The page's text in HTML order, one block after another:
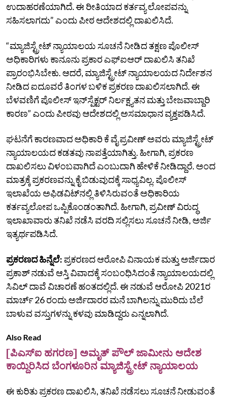
ಉದಾಹರಣೆಯಾಗಿದೆ. ಈ ರೀತಿಯಾದ ಕರ್ತವ್ಯ ಲೋಪವನ್ನು
ಸಹಿಸಲಾಗದು” ಎಂದು ಪೀಠ ಆದೇಶದಲ್ಲಿ ದಾಖಲಿಸಿದೆ.
“ಮ್ಯಾಜಿಸ್ಟ್ರೇಟ್ ನ್ಯಾಯಾಲಯ ಸೂಚನೆ ನೀಡಿದ ತಕ್ಷಣ ಪೊಲೀಸ್
ಅಧಿಕಾರಿಗಳು ಕಾನೂನು ಪ್ರಕಾರ ಎಫ್‌ಐಆರ್ ದಾಖಲಿಸಿ ತನಿಖೆ
ಪ್ರಾರಂಭಿಸಿಬೇಕು. ಆದರೆ, ಮ್ಯಾಜಿಸ್ಟ್ರೇಟ್ ನ್ಯಾಯಾಲಯದ ನಿರ್ದೇಶನ
ನೀಡಿದ ಐದೂವರೆ ತಿಂಗಳ ಬಳಿಕ ಪ್ರಕರಣ ದಾಖಲಿಸಲಾಗಿದೆ. ಈ
ಬೆಳವಣಿಗೆ ಪೊಲೀಸ್ ಇನ್‌ಸ್ಪೆಕ್ಟರ್‌ ನಿರ್ಲಕ್ಷ್ಯತನ ಮತ್ತು ಬೇಜವಾಬ್ದಾರಿ
ಕಾರಣ” ಎಂದು ಪೀಠವು ಆದೇಶದಲ್ಲಿ ಅಸಮಾಧಾನ ವ್ಯಕ್ತಪಡಿಸಿದೆ.
ಘಟನೆಗೆ ಕಾರಣವಾದ ಅಧಿಕಾರಿ ಕೆ ವೈ ಪ್ರವೀಣ್ ಅವರು ಮ್ಯಾಜಿಸ್ಟ್ರೇಟ್‌
ನ್ಯಾಯಾಲಯದ ಕಡತವು ನಾಪತ್ತೆಯಾಗಿತ್ತು. ಹೀಗಾಗಿ, ಪ್ರಕರಣ
ದಾಖಲಿಸಲು ವಿಳಂಬವಾಗಿದೆ ಎಂಬುದಾಗಿ ಹೇಳಿಕೆ ನೀಡಿದ್ದಾರೆ. ಅಂದ
ಮಾತ್ರಕ್ಕೆ ಪ್ರಕರಣವನ್ನು ಕೈ ಬಿಡುವುದಕ್ಕೆ ಸಾಧ್ಯವಿಲ್ಲ. ಪೊಲೀಸ್
ಇಲಾಖೆಯ ಅಫಿಡವಿಟ್‌ನಲ್ಲಿ ತಿಳಿಸಿರುವಂತೆ ಅಧಿಕಾರಿಯ
ಕರ್ತವ್ಯಲೋಪ ಒಪ್ಪಿಕೊಂಡಂತಾಗಿದೆ. ಹೀಗಾಗಿ, ಪ್ರವೀಣ್‌ ವಿರುದ್ಧ
ಇಲಾಖಾವಾರು ತನಿಖೆ ನಡೆಸಿ ವರದಿ ಸಲ್ಲಿಸಲು ಸೂಚನೆ ನೀಡಿ, ಅರ್ಜಿ
ಇತ್ಯರ್ಥಪಡಿಸಿದೆ.
ಪ್ರಕರಣದ ಹಿನ್ನೆಲೆ: ಪ್ರಕರಣದ ಆರೋಪಿ ವಿನಾಯಕ ಮತ್ತು ಅರ್ಜಿದಾರ
ಪ್ರಕಾಶ್‌ ನಡುವೆ ಆಸ್ತಿ ವಿವಾದಕ್ಕೆ ಸಂಬಂಧಿಸಿದಂತೆ ನ್ಯಾಯಾಲಯದಲ್ಲಿ
ಸಿವಿಲ್ ದಾವೆ ವಿಚಾರಣೆ ಹಂತದಲ್ಲಿದೆ. ಈ ನಡುವೆ ಆರೋಪಿ 2021ರ
ಮಾರ್ಚ್ 26 ರಂದು ಅರ್ಜಿದಾರರ ಮನೆ ಬಾಗಿಲನ್ನು ಮುರಿದು ಬೆಲೆ
ಬಾಳುವ ವಸ್ತುಗಳನ್ನು ಕಳವು ಮಾಡಿದ್ದರು ಎನ್ನಲಾಗಿದೆ.
Also Read
[ಪಿಎಸ್‌ಐ ಹಗರಣ] ಅಮೃತ್‌ ಪೌಲ್‌ ಜಾಮೀನು ಆದೇಶ
ಕಾಯ್ದಿರಿಸಿದ ಬೆಂಗಳೂರಿನ ಮ್ಯಾಜಿಸ್ಟ್ರೇಟ್‌ ನ್ಯಾಯಾಲಯ
ಈ ಕುರಿತು ಪ್ರಕರಣ ದಾಖಲಿಸಿ, ತನಿಖೆ ನಡೆಸಲು ಸೂಚನೆ ನೀಡುವಂತೆ